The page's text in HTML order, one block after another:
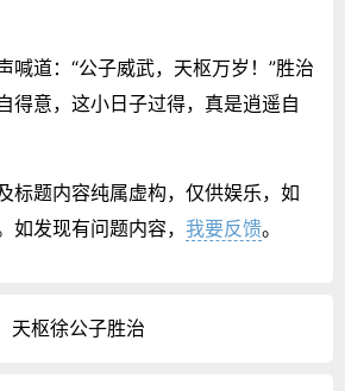
喊道：“公子威武，天枢万岁！”胜治
得意，这小日子过得，真是逍遥自
标题内容纯属虚构，仅供娱乐，如
如发现有问题内容， 我要反馈。
天枢徐公子胜治